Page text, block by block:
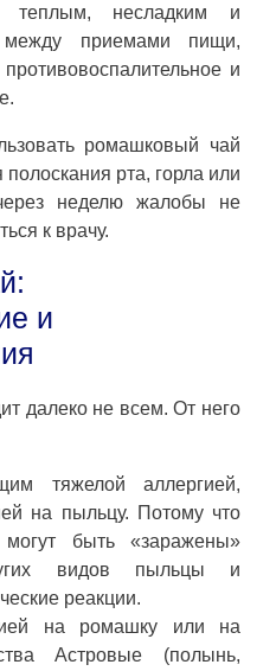
несладким и
между приемами пищи,
и
ромашковый чай
рта, горла или
неделю жалобы не
к врачу.
и
далеко не всем. От него
тяжелой аллергией,
на пыльцу. Потому что
быть «заражены»
видов пыльцы и
реакции.
на ромашку или на
Астровые (полынь,